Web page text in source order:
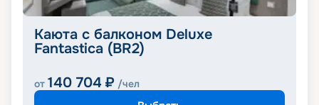
Каюта с балконом Deluxe
Fantastica (BR2)
от 140 704 ₽ /чел